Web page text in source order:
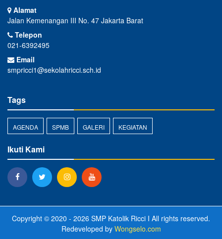
Alamat
Jalan Kemenangan III No. 47 Jakarta Barat
Telepon
021-6392495
Email
smpricci1@sekolahricci.sch.id
Tags
AGENDA SPMB GALERI KEGIATAN
Ikuti Kami
Copyright © 2020 - 2026 SMP Katolik Ricci I All rights reserved.
Redeveloped by Wongselo.com